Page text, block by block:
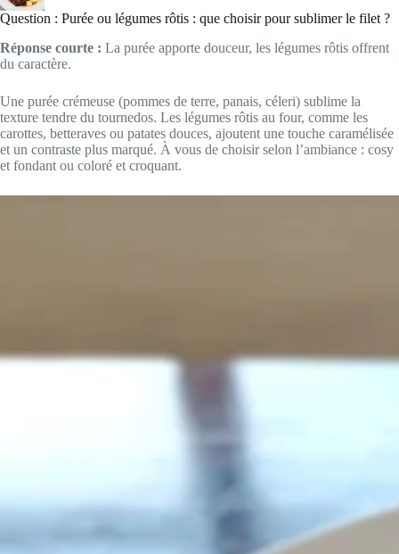
Question : Purée ou légumes rôtis : que choisir pour sublimer le filet ?
Réponse courte : La purée apporte douceur, les légumes rôtis offrent
du caractère.
Une purée crémeuse (pommes de terre, panais, céleri) sublime la
texture tendre du tournedos. Les légumes rôtis au four, comme les
carottes, betteraves ou patates douces, ajoutent une touche caramélisée
et un contraste plus marqué. À vous de choisir selon l’ambiance : cosy
et fondant ou coloré et croquant.